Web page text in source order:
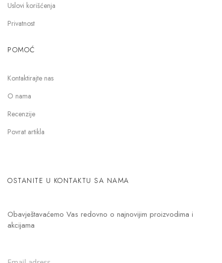
Uslovi korišćenja
Privatnost
POMOĆ
Kontaktirajte nas
O nama
Recenzije
Povrat artikla
OSTANITE U KONTAKTU SA NAMA
Obavještavaćemo Vas redovno o najnovijim proizvodima i
akcijama